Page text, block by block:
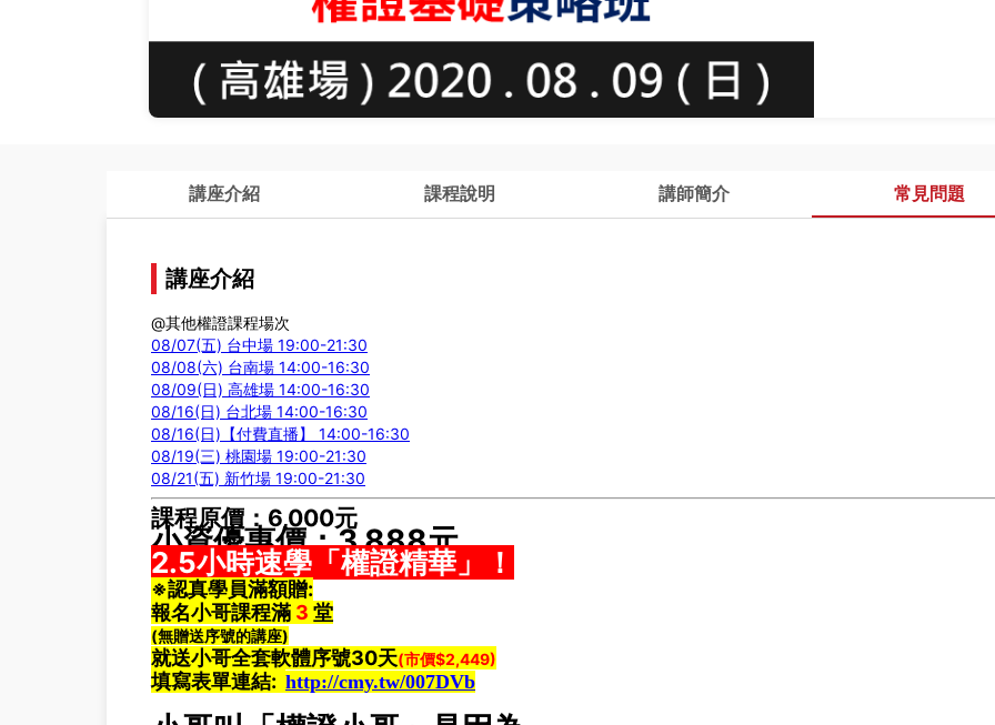
講座介紹 課程說明 講師簡介 常見問題
講座介紹
@其他權證課程場次
08/07(五) 台中場 19:00-21:30
08/08(六) 台南場 14:00-16:30
08/09(日) 高雄場 14:00-16:30
08/16(日) 台北場 14:00-16:30
08/16(日)【付費直播】 14:00-16:30
08/19(三) 桃園場 19:00-21:30
08/21(五) 新竹場 19:00-21:30
課程原價：6,000元
小資優惠價：3,888元
2.5小時速學「權證精華」！
※認真學員滿額贈:
報名小哥課程滿 3 堂
(無贈送序號的講座)
就送小哥全套軟體序號30天(市價$2,449)
填寫表單連結: http://cmy.tw/007DVb